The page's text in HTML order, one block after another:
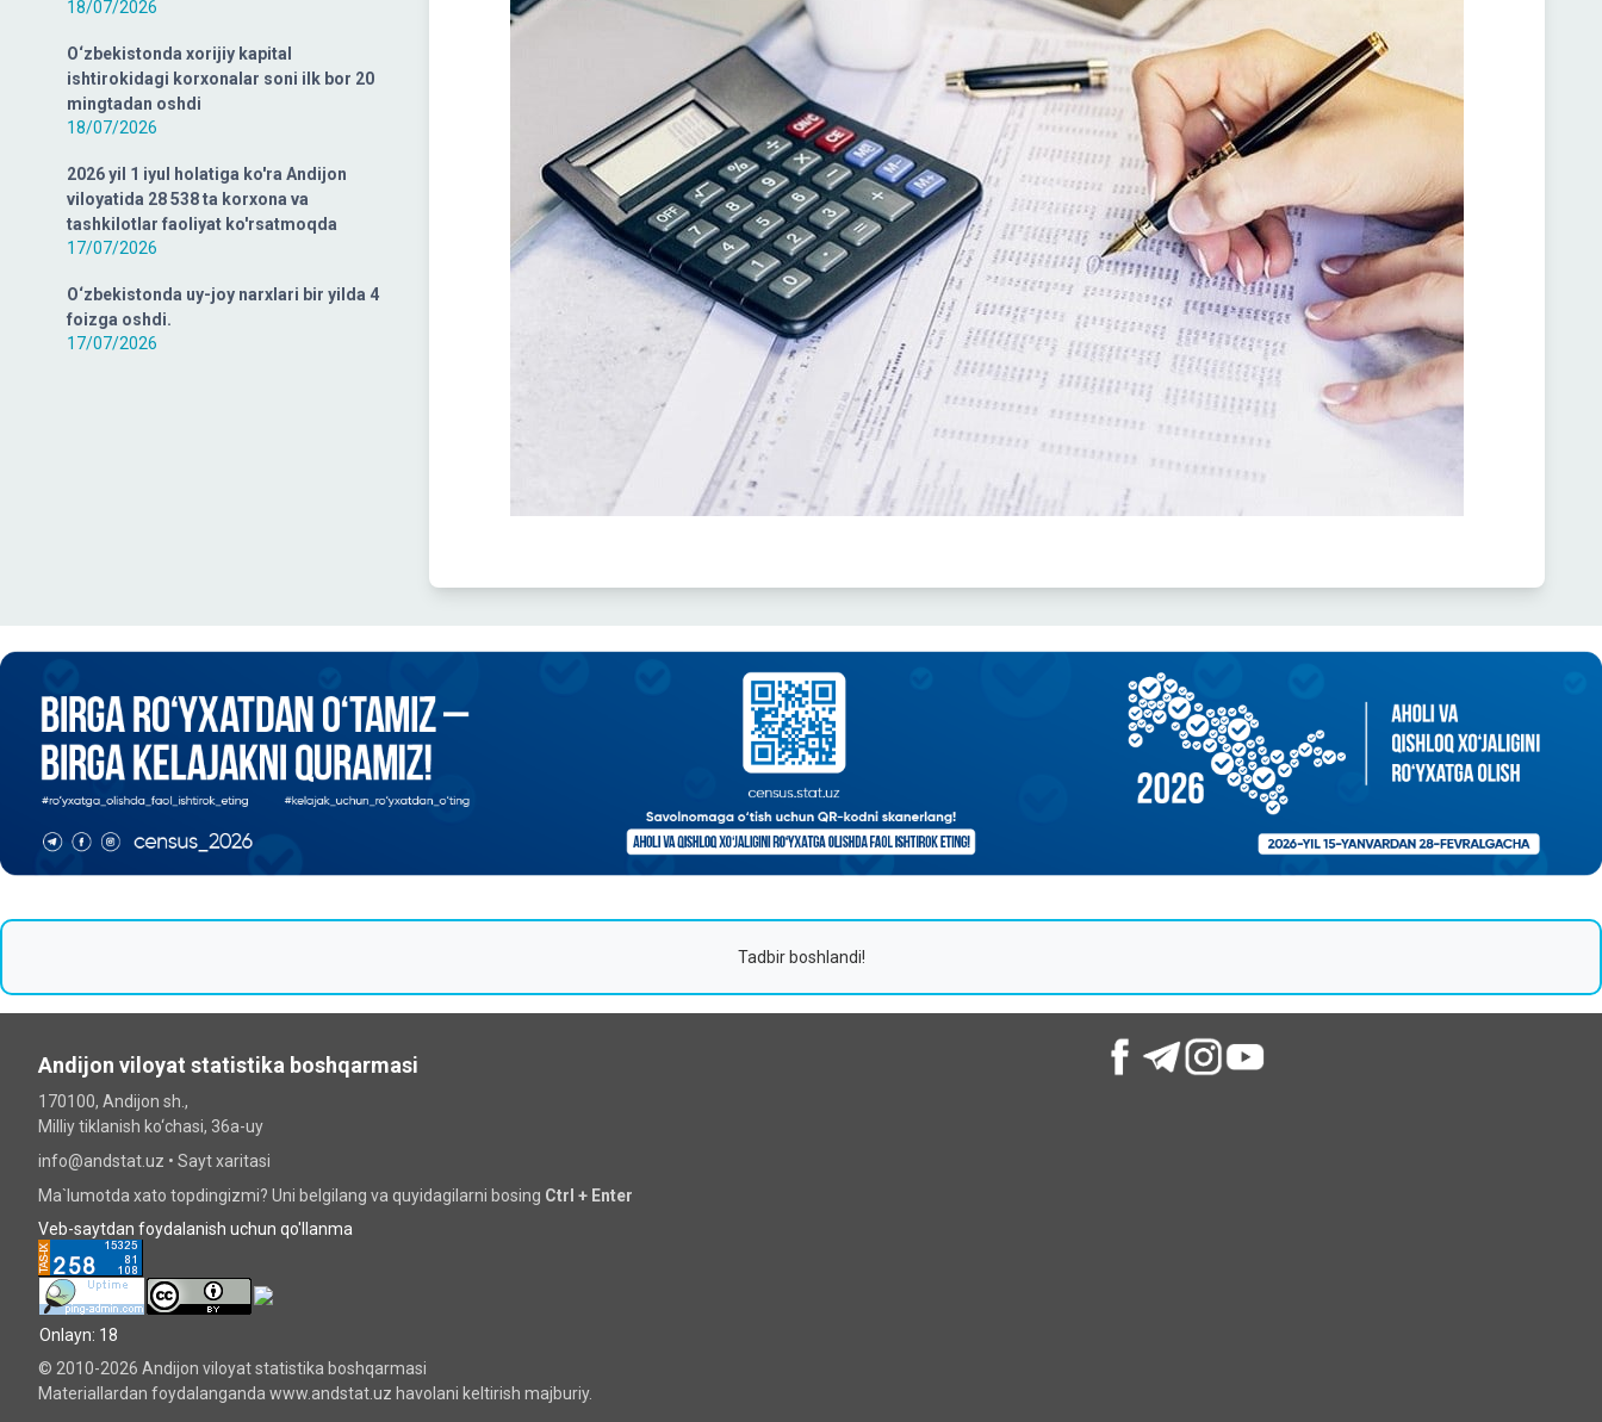
18/07/2026
O‘zbekistonda xorijiy kapital
ishtirokidagi korxonalar soni ilk bor 20
mingtadan oshdi
18/07/2026
2026 yil 1 iyul holatiga ko'ra Andijon
viloyatida 28 538 ta korxona va
tashkilotlar faoliyat ko'rsatmoqda
17/07/2026
O‘zbekistonda uy-joy narxlari bir yilda 4
foizga oshdi.
17/07/2026
Tadbir boshlandi!
Andijon viloyat statistika boshqarmasi
170100, Andijon sh.,
Milliy tiklanish ko‘chаsi, 36a-uy
info@andstat.uz • Sayt xaritasi
Ma`lumotda xato topdingizmi? Uni belgilang va quyidagilarni bosing Ctrl + Enter
Veb-saytdan foydalanish uchun qo'llanma
Onlayn: 18
© 2010-2026 Andijon viloyat statistika boshqarmasi
Materiallardan foydalanganda www.andstat.uz havolani keltirish majburiy.